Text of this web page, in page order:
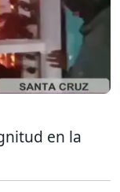
en la